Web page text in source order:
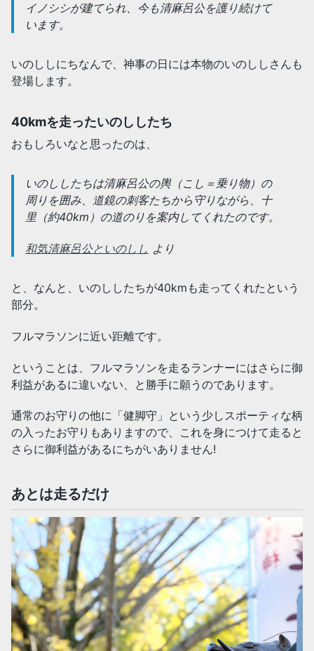
イノシシが建てられ、今も清麻呂公を護り続けて
います。
いのししにちなんで、神事の日には本物のいのししさんも
登場します。
40kmを走ったいのししたち
おもしろいなと思ったのは、
いのししたちは清麻呂公の輿（こし＝乗り物）の
周りを囲み、道鏡の刺客たちから守りながら、十
里（約40km）の道のりを案内してくれたのです。
和気清麻呂公といのしし より
と、なんと、いのししたちが40kmも走ってくれたという
部分。
フルマラソンに近い距離です。
ということは、フルマラソンを走るランナーにはさらに御
利益があるに違いない、と勝手に願うのであります。
通常のお守りの他に「健脚守」という少しスポーティな柄
の入ったお守りもありますので、これを身につけて走ると
さらに御利益があるにちがいありません!
あとは走るだけ